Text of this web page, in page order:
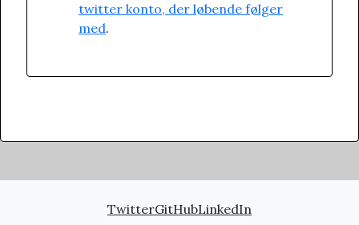
twitter konto, der løbende følger
med.
TwitterGitHubLinkedIn